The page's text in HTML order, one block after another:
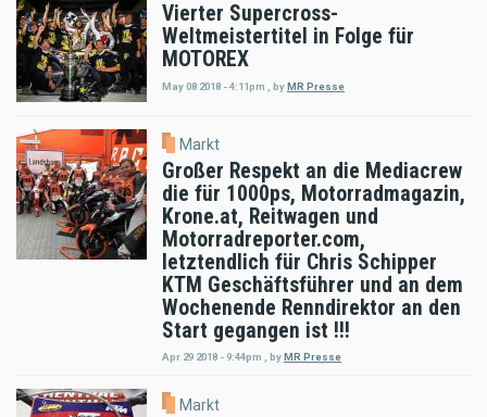
Vierter Supercross-
Weltmeistertitel in Folge für
MOTOREX
May 08 2018 - 4:11pm byMR Presse
Markt
Großer Respekt an die Mediacrew
die für 1000ps, Motorradmagazin,
Krone.at, Reitwagen und
Motorradreporter.com,
letztendlich für Chris Schipper
KTM Geschäftsführer und an dem
Wochenende Renndirektor an den
Start gegangen ist !!!
Apr 29 2018 - 9:44pm , by MR Presse
Markt